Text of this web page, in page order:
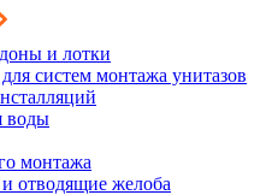
и лотки
систем монтажа унитазов
воды
монтажа
отводящие желоба